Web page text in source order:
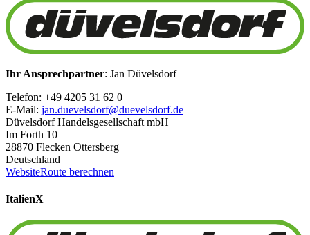
Ihr Ansprechpartner: Jan Düvelsdorf
Telefon: +49 4205 31 62 0
E-Mail: jan.duevelsdorf@duevelsdorf.de
Düvelsdorf Handelsgesellschaft mbH
Im Forth 10
28870 Flecken Ottersberg
Deutschland
WebsiteRoute berechnen
ItalienX